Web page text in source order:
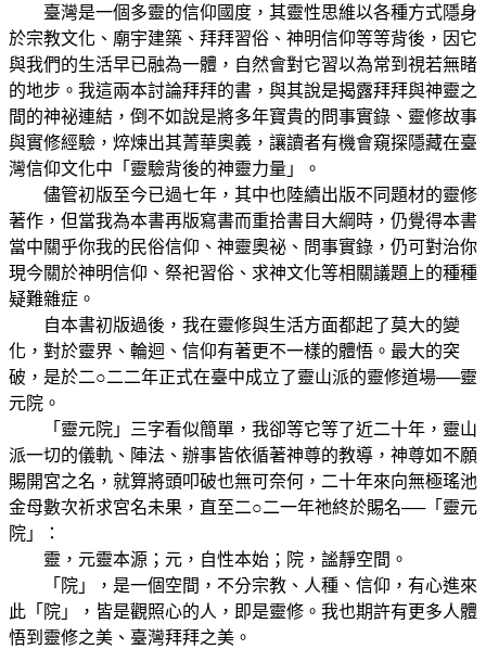
臺灣是一個多靈的信仰國度，其靈性思維以各種方式隱身
於宗教文化、廟宇建築、拜拜習俗、神明信仰等等背後，因它
與我們的生活早已融為一體，自然會對它習以為常到視若無睹
的地步。我這兩本討論拜拜的書，與其說是揭露拜拜與神靈之
間的神祕連結，倒不如說是將多年寶貴的問事實錄、靈修故事
與實修經驗，焠煉出其菁華奧義，讓讀者有機會窺探隱藏在臺
灣信仰文化中「靈驗背後的神靈力量」。
儘管初版至今已過七年，其中也陸續出版不同題材的靈修
著作，但當我為本書再版寫書而重拾書目大綱時，仍覺得本書
當中關乎你我的民俗信仰、神靈奧祕、問事實錄，仍可對治你
現今關於神明信仰、祭祀習俗、求神文化等相關議題上的種種
疑難雜症。
自本書初版過後，我在靈修與生活方面都起了莫大的變
化，對於靈界、輪迴、信仰有著更不一樣的體悟。最大的突
破，是於二○二二年正式在臺中成立了靈山派的靈修道場──靈
元院。
「靈元院」三字看似簡單，我卻等它等了近二十年，靈山
派一切的儀軌、陣法、辦事皆依循著神尊的教導，神尊如不願
賜開宮之名，就算將頭叩破也無可奈何，二十年來向無極瑤池
金母數次祈求宮名未果，直至二○二一年祂終於賜名──「靈元
院」：
靈，元靈本源；元，自性本始；院，謐靜空間。
「院」，是一個空間，不分宗教、人種、信仰，有心進來
此「院」，皆是觀照心的人，即是靈修。我也期許有更多人體
悟到靈修之美、臺灣拜拜之美。